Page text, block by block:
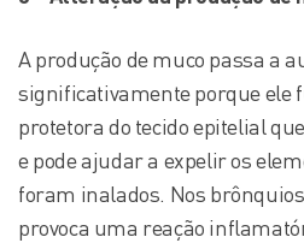
A produção de muco passa a
significativamente porque ele
protetora do tecido epitelial
e pode ajudar a expelir os
foram inalados. Nos
provoca uma reação